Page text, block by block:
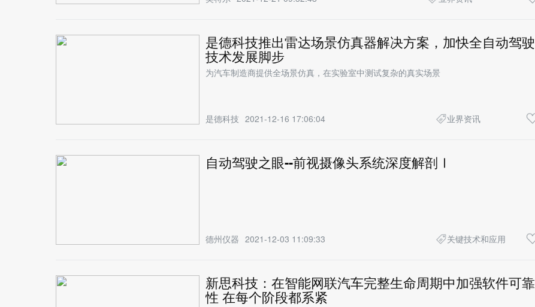
是德科技推出雷达场景仿真器解决方案，加快全自动驾驶
技术发展脚步
为汽车制造商提供全场景仿真，在实验室中测试复杂的真实场景
是德科技 2021-12-16 17:06:04 业界资讯
自动驾驶之眼--前视摄像头系统深度解剖Ⅰ
德州仪器 2021-12-03 11:09:33 关键技术和应用
新思科技：在智能网联汽车完整生命周期中加强软件可靠
性 在每个阶段都系紧